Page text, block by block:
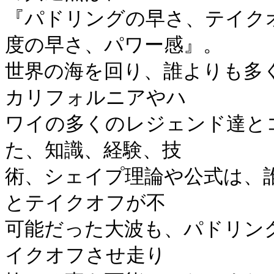
『パドリングの早さ、テイ
度の早さ、パワー感』。
世界の海を回り、誰よりも
カリフォルニアやハ
ワイの多くのレジェンド達
た、知識、経験、技
術、シェイプ理論や公式は
とテイクオフが不
可能だった大波も、パドリ
イクオフさせ走り